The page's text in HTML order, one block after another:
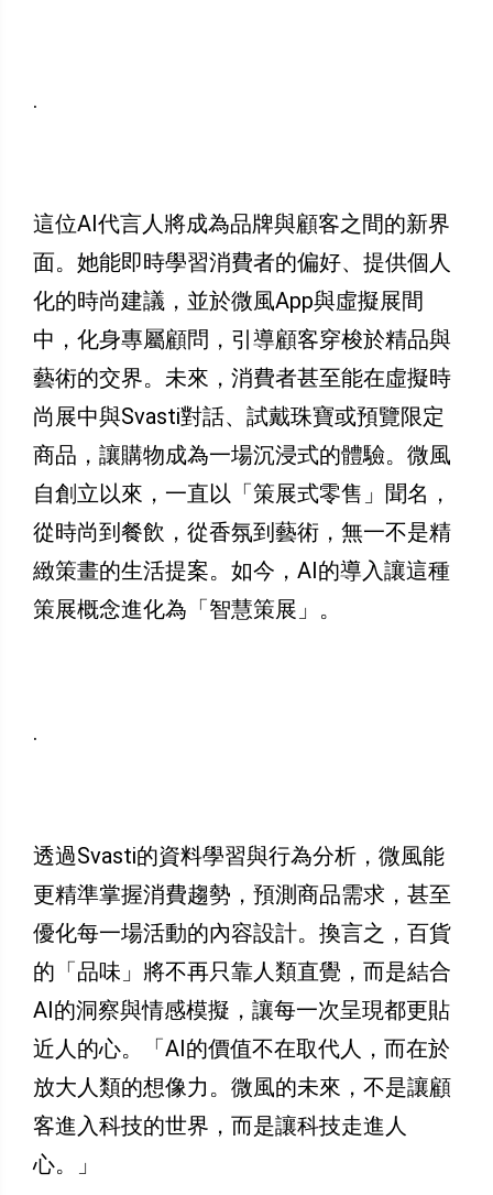
.
這位AI代言人將成為品牌與顧客之間的新界
面。她能即時學習消費者的偏好、提供個人
化的時尚建議，並於微風App與虛擬展間
中，化身專屬顧問，引導顧客穿梭於精品與
藝術的交界。未來，消費者甚至能在虛擬時
尚展中與Svasti對話、試戴珠寶或預覽限定
商品，讓購物成為一場沉浸式的體驗。微風
自創立以來，一直以「策展式零售」聞名，
從時尚到餐飲，從香氛到藝術，無一不是精
緻策畫的生活提案。如今，AI的導入讓這種
策展概念進化為「智慧策展」。
.
透過Svasti的資料學習與行為分析，微風能
更精準掌握消費趨勢，預測商品需求，甚至
優化每一場活動的內容設計。換言之，百貨
的「品味」將不再只靠人類直覺，而是結合
AI的洞察與情感模擬，讓每一次呈現都更貼
近人的心。「AI的價值不在取代人，而在於
放大人類的想像力。微風的未來，不是讓顧
客進入科技的世界，而是讓科技走進人
心。」